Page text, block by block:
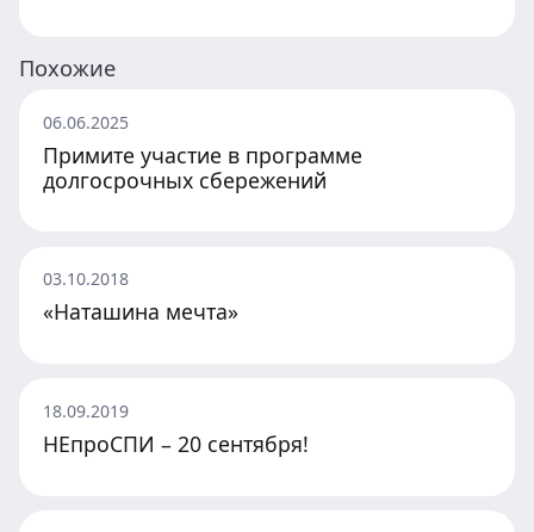
Похожие
06.06.2025
Примите участие в программе
долгосрочных сбережений
03.10.2018
«Наташина мечта»
18.09.2019
НЕпроСПИ – 20 сентября!